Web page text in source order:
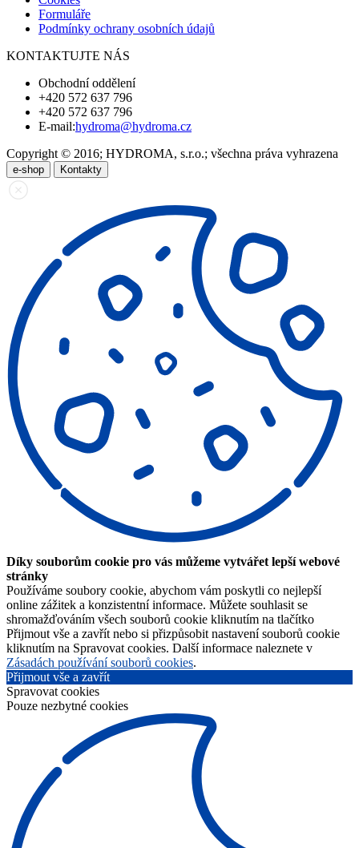
Formuláře
Podmínky ochrany osobních údajů
KONTAKTUJTE NÁS
Obchodní oddělení
+420 572 637 796
+420 572 637 796
E-mail:hydroma@hydroma.cz
Copyright © 2016; HYDROMA, s.r.o.; všechna práva vyhrazena
e-shop Kontakty
Díky souborům cookie pro vás můžeme vytvářet lepší webové
stránky
Používáme soubory cookie, abychom vám poskytli co nejlepší
online zážitek a konzistentní informace. Můžete souhlasit se
shromažďováním všech souborů cookie kliknutím na tlačítko
Přijmout vše a zavřít nebo si přizpůsobit nastavení souborů cookie
kliknutím na Spravovat cookies. Další informace naleznete v
Zásadách používání souborů cookies.
Přijmout vše a zavřít
Spravovat cookies
Pouze nezbytné cookies